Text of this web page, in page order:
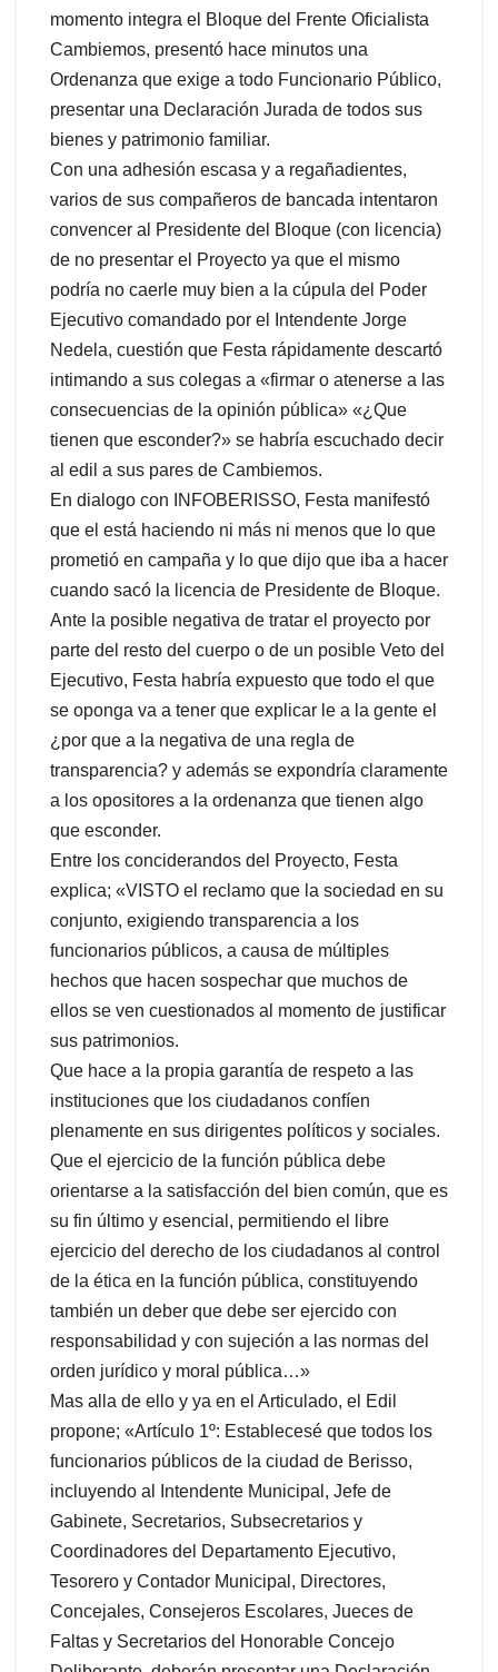
momento integra el Bloque del Frente Oficialista
Cambiemos, presentó hace minutos una
Ordenanza que exige a todo Funcionario Público,
presentar una Declaración Jurada de todos sus
bienes y patrimonio familiar.
Con una adhesión escasa y a regañadientes,
varios de sus compañeros de bancada intentaron
convencer al Presidente del Bloque (con licencia)
de no presentar el Proyecto ya que el mismo
podría no caerle muy bien a la cúpula del Poder
Ejecutivo comandado por el Intendente Jorge
Nedela, cuestión que Festa rápidamente descartó
intimando a sus colegas a «firmar o atenerse a las
consecuencias de la opinión pública» «¿Que
tienen que esconder?» se habría escuchado decir
al edil a sus pares de Cambiemos.
En dialogo con INFOBERISSO, Festa manifestó
que el está haciendo ni más ni menos que lo que
prometió en campaña y lo que dijo que iba a hacer
cuando sacó la licencia de Presidente de Bloque.
Ante la posible negativa de tratar el proyecto por
parte del resto del cuerpo o de un posible Veto del
Ejecutivo, Festa habría expuesto que todo el que
se oponga va a tener que explicar le a la gente el
¿por que a la negativa de una regla de
transparencia? y además se expondría claramente
a los opositores a la ordenanza que tienen algo
que esconder.
Entre los conciderandos del Proyecto, Festa
explica; «VISTO el reclamo que la sociedad en su
conjunto, exigiendo transparencia a los
funcionarios públicos, a causa de múltiples
hechos que hacen sospechar que muchos de
ellos se ven cuestionados al momento de justificar
sus patrimonios.
Que hace a la propia garantía de respeto a las
instituciones que los ciudadanos confíen
plenamente en sus dirigentes políticos y sociales.
Que el ejercicio de la función pública debe
orientarse a la satisfacción del bien común, que es
su fin último y esencial, permitiendo el libre
ejercicio del derecho de los ciudadanos al control
de la ética en la función pública, constituyendo
también un deber que debe ser ejercido con
responsabilidad y con sujeción a las normas del
orden jurídico y moral pública…»
Mas alla de ello y ya en el Articulado, el Edil
propone; «Artículo 1º: Establecesé que todos los
funcionarios públicos de la ciudad de Berisso,
incluyendo al Intendente Municipal, Jefe de
Gabinete, Secretarios, Subsecretarios y
Coordinadores del Departamento Ejecutivo,
Tesorero y Contador Municipal, Directores,
Concejales, Consejeros Escolares, Jueces de
Faltas y Secretarios del Honorable Concejo